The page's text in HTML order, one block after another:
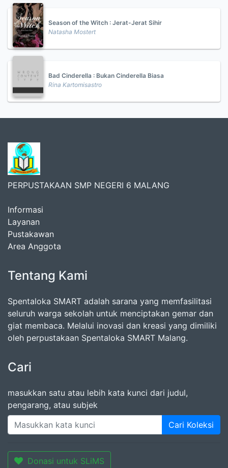
Season of the Witch : Jerat-Jerat Sihir
Natasha Mostert
Bad Cinderella : Bukan Cinderella Biasa
Rina Kartomisastro
PERPUSTAKAAN SMP NEGERI 6 MALANG
Informasi
Layanan
Pustakawan
Area Anggota
Tentang Kami
Spentaloka SMART adalah sarana yang memfasilitasi
seluruh warga sekolah untuk menciptakan gemar dan
giat membaca. Melalui inovasi dan kreasi yang dimiliki
oleh perpustakaan Spentaloka SMART Malang.
Cari
masukkan satu atau lebih kata kunci dari judul,
pengarang, atau subjek
Cari Koleksi
Donasi untuk SLiMS